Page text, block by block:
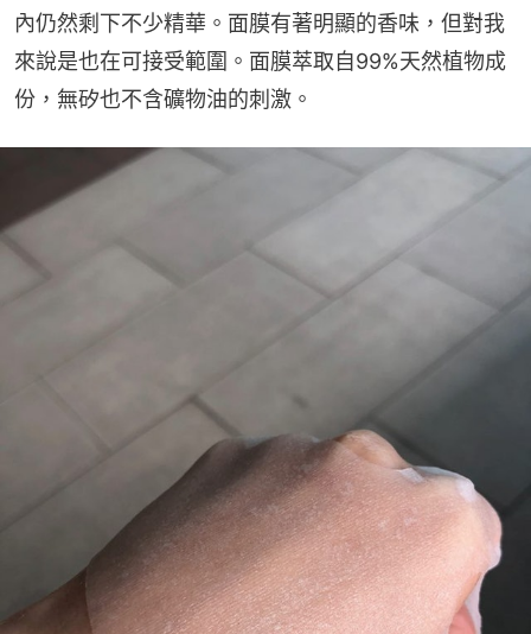
內仍然剩下不少精華。面膜有著明顯的香味，但對我
來說是也在可接受範圍。面膜萃取自99%天然植物成
份，無矽也不含礦物油的刺激。